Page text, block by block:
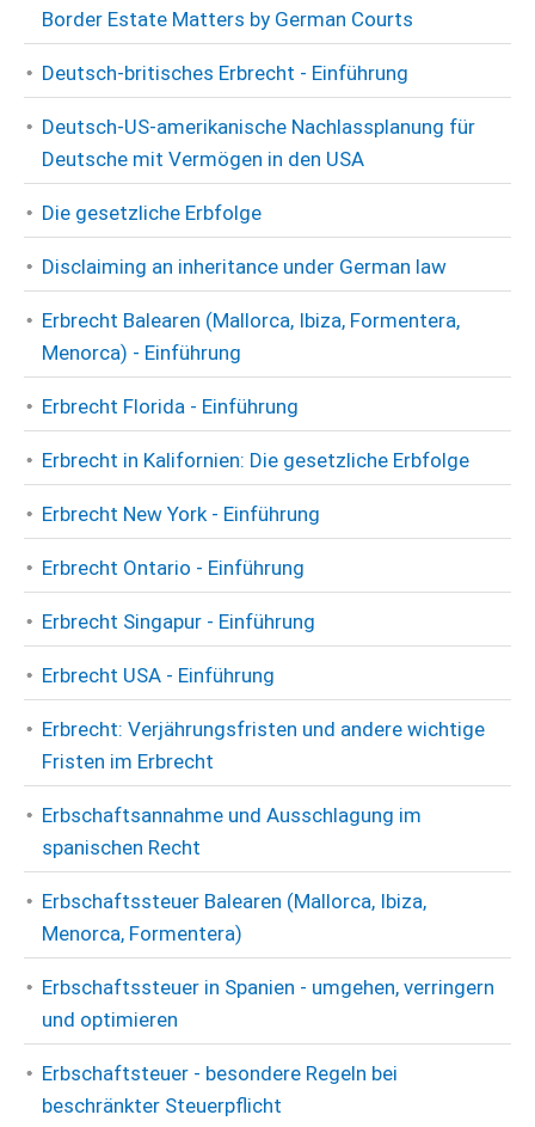
Border Estate Matters by German Courts
Deutsch-britisches Erbrecht - Einführung
Deutsch-US-amerikanische Nachlassplanung für
Deutsche mit Vermögen in den USA
Die gesetzliche Erbfolge
Disclaiming an inheritance under German law
Erbrecht Balearen (Mallorca, Ibiza, Formentera,
Menorca) - Einführung
Erbrecht Florida - Einführung
Erbrecht in Kalifornien: Die gesetzliche Erbfolge
Erbrecht New York - Einführung
Erbrecht Ontario - Einführung
Erbrecht Singapur - Einführung
Erbrecht USA - Einführung
Erbrecht: Verjährungsfristen und andere wichtige
Fristen im Erbrecht
Erbschaftsannahme und Ausschlagung im
spanischen Recht
Erbschaftssteuer Balearen (Mallorca, Ibiza,
Menorca, Formentera)
Erbschaftssteuer in Spanien - umgehen, verringern
und optimieren
Erbschaftsteuer - besondere Regeln bei
beschränkter Steuerpflicht